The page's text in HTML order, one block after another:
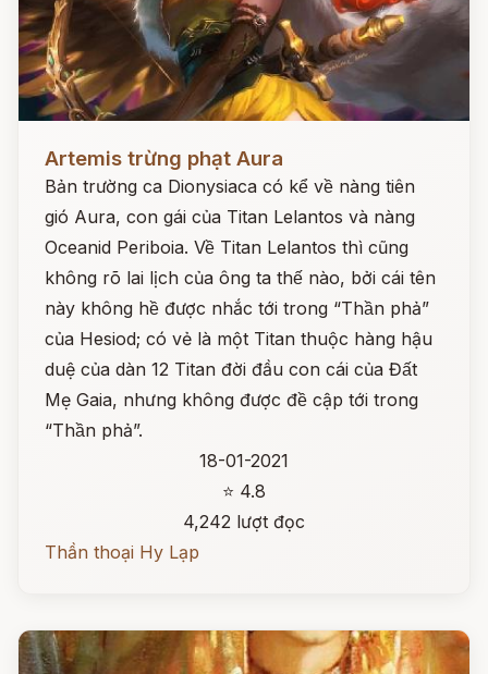
Artemis trừng phạt Aura
Bản trường ca Dionysiaca có kể về nàng tiên
gió Aura, con gái của Titan Lelantos và nàng
Oceanid Periboia. Về Titan Lelantos thì cũng
không rõ lai lịch của ông ta thế nào, bởi cái tên
này không hề được nhắc tới trong “Thần phả”
của Hesiod; có vẻ là một Titan thuộc hàng hậu
duệ của dàn 12 Titan đời đầu con cái của Đất
Mẹ Gaia, nhưng không được đề cập tới trong
“Thần phả”.
18-01-2021
⭐ 4.8
4,242 lượt đọc
Thần thoại Hy Lạp